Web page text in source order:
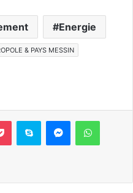
Energie
& PAYS MESSIN
Pocket Skype Messenger